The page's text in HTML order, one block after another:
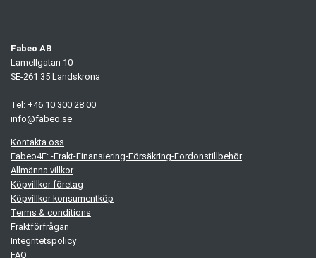
Fabeo AB
Lamellgatan 10
SE-261 35 Landskrona
Tel: +46 10 300 28 00
info@fabeo.se
Kontakta oss
Fabeo4F: -Frakt-Finansiering-Försäkring-Fordonstillbehör
Allmänna villkor
Köpvillkor företag
Köpvillkor konsumentköp
Terms & conditions
Fraktförfrågan
Integritetspolicy
FAQ